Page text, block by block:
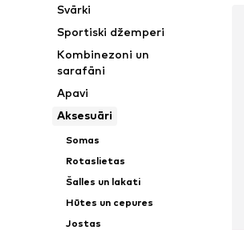
Svārki
Sportiski džemperi
Kombinezoni un
sarafāni
Apavi
Aksesuāri
Somas
Rotaslietas
Šalles un lakati
Hūtes un cepures
Jostas